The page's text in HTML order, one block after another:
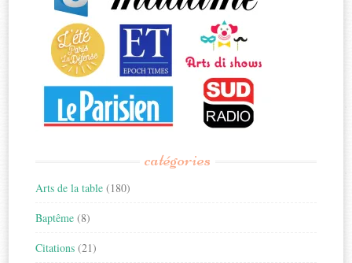
catégories
Arts de la table (180)
Baptême (8)
Citations (21)